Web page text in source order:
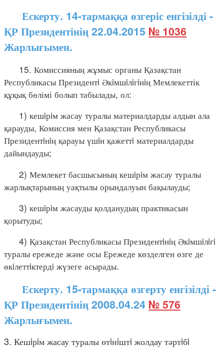
Ескерту. 14-тармаққа өзгеріс енгізілді -
ҚР Президентінің 22.04.2015 № 1036
Жарлығымен.
15. Комиссияның жұмыс органы Қазақстан
Республикасы Президентi Әкiмшiлiгiнiң Мемлекеттік
құқық бөлімі болып табылады, ол:
1) кешiрiм жасау туралы материалдарды алдын ала
қарауды, Комиссия мен Қазақстан Республикасы
Президентiнiң қарауы үшiн қажеттi материалдарды
дайындауды;
2) Мемлекет басшысының кешiрiм жасау туралы
жарлықтарының уақтылы орындалуын бақылауды;
3) кешiрiм жасауды қолданудың практикасын
қорытуды;
4) Қазақстан Республикасы Президентiнiң Әкiмшiлiгi
туралы ережеде және осы Ережеде көзделген өзге де
өкiлеттiктердi жүзеге асырады.
Ескерту. 15-тармаққа өзгерту енгізілді -
ҚР Президентінің 2008.04.24 № 576
Жарлығымен.
3. Кешiрiм жасау туралы өтiнiштi жолдау тәртiбi